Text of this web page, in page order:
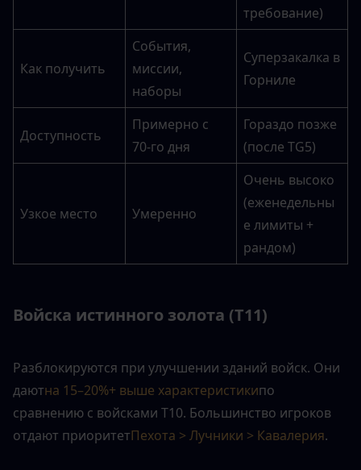
требование)
Как получить
События,
миссии,
наборы
Суперзакалка в
Горниле
Доступность
Примерно с
70-го дня
Гораздо позже
(после TG5)
Узкое место Умеренно
Очень высоко
(еженедельны
е лимиты +
рандом)
Войска истинного золота (T11)
Разблокируются при улучшении зданий войск. Они
даютна 15–20%+ выше характеристикипо
сравнению с войсками T10. Большинство игроков
отдают приоритетПехота > Лучники > Кавалерия.